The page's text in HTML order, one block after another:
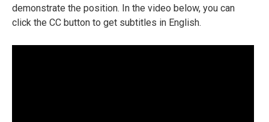
demonstrate the position. In the video below, you can
click the CC button to get subtitles in English.